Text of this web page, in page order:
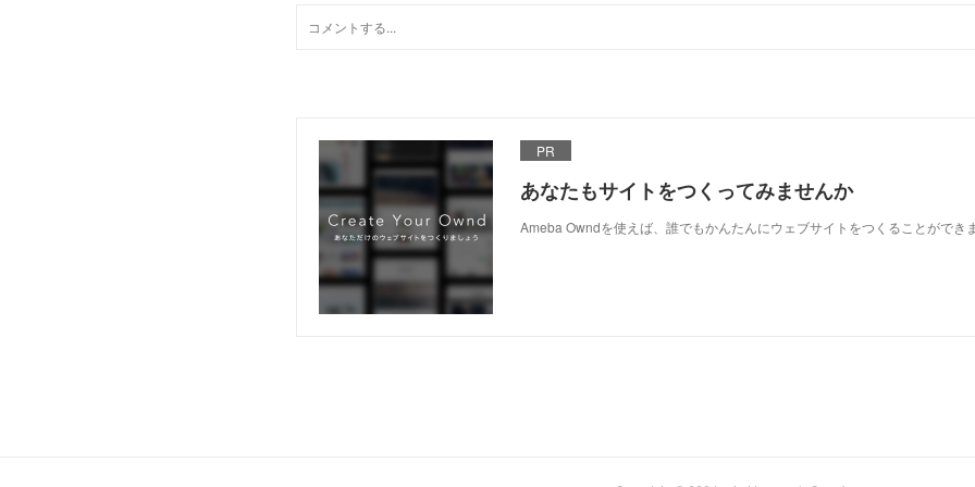
PR
あなたもサイトをつくってみませんか
Ameba Owndを使えば、誰でもかんたんにウェブサイトをつくることができ